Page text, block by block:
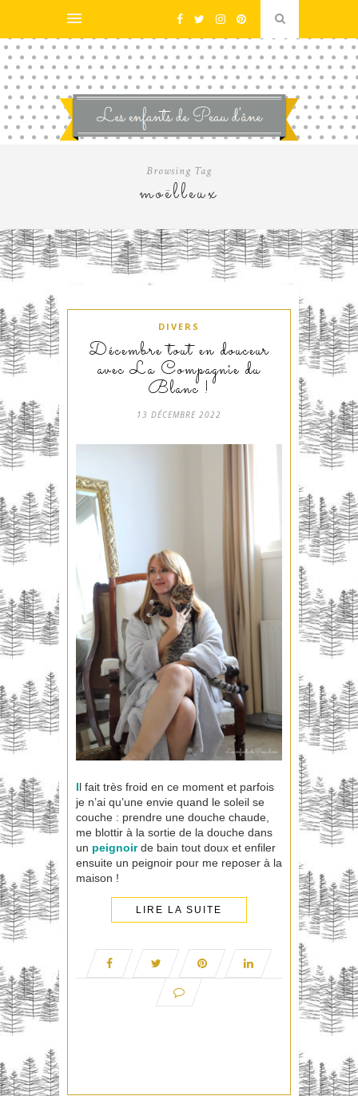
Browsing Tag
moëlleux
DIVERS
Décembre tout en douceur
avec La Compagnie du
Blanc !
13 DÉCEMBRE 2022
Il fait très froid en ce moment et parfois
je n’ai qu’une envie quand le soleil se
couche : prendre une douche chaude,
me blottir à la sortie de la douche dans
un peignoir de bain tout doux et enfiler
ensuite un peignoir pour me reposer à la
maison !
LIRE LA SUITE